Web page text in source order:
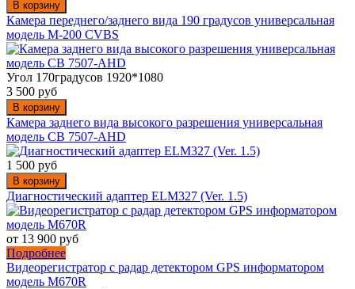
В корзину
Камера переднего/заднего вида 190 градусов универсальная
модель M-200 CVBS
Угол 170градусов 1920*1080
3 500 руб
В корзину
Камера заднего вида высокого разрешения универсальная
модель CB 7507-AHD
1 500 руб
В корзину
Диагностический адаптер ELM327 (Ver. 1.5)
от 13 900 руб
Подробнее
Видеорегистратор с радар детектором GPS информатором
модель M670R